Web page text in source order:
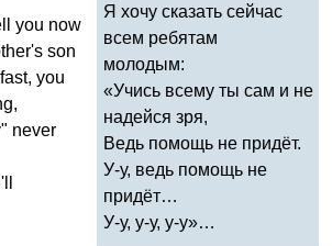
you now
son
fast, you
,
" never
Я хочу сказать сейчас
всем ребятам
молодым:
«Учись всему ты сам и не
надейся зря,
Ведь помощь не придёт.
У-у, ведь помощь не
придёт…
У-у, у-у, у-у»…